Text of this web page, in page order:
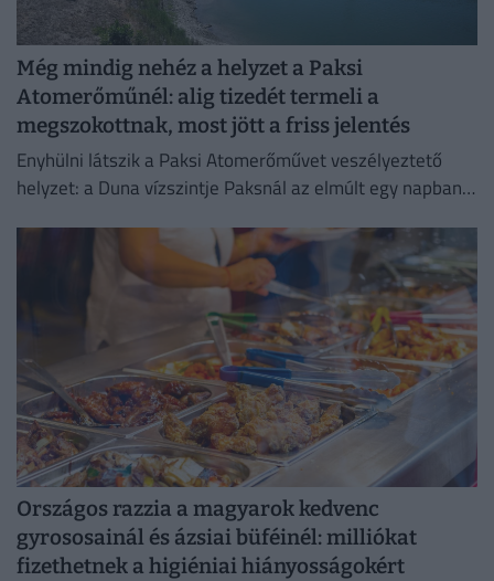
Még mindig nehéz a helyzet a Paksi
Atomerőműnél: alig tizedét termeli a
megszokottnak, most jött a friss jelentés
Enyhülni látszik a Paksi Atomerőművet veszélyeztető
helyzet: a Duna vízszintje Paksnál az elmúlt egy napban
Országos razzia a magyarok kedvenc
gyrososainál és ázsiai büféinél: milliókat
fizethetnek a higiéniai hiányosságokért